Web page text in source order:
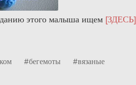
этого малыша ищем [ЗДЕСЬ]
#бегемоты
#вязаные